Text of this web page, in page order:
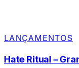
LANÇAMENTOS
Hate Ritual –